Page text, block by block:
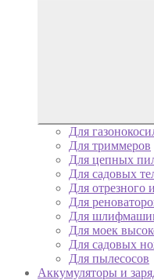
Для
Для триммеров
Для цепных
Для садовых
Для отрезного
Для
Для
Для моек
Для садовых
Для пылесосов
Аккумуляторы и